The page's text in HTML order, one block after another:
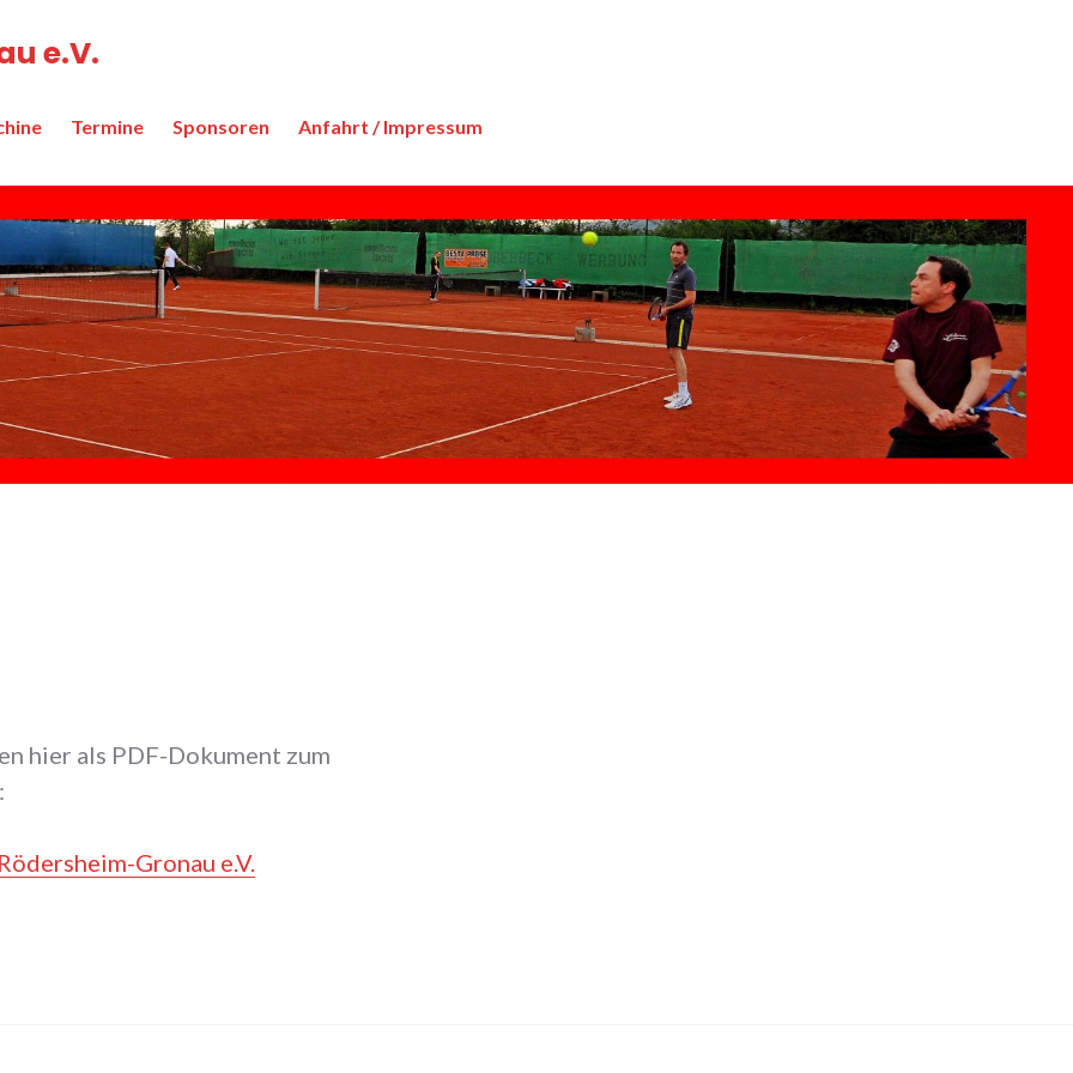
e.V.
Termine Sponsoren Anfahrt / Impressum
hier als PDF-Dokument zum
Gronau e.V.